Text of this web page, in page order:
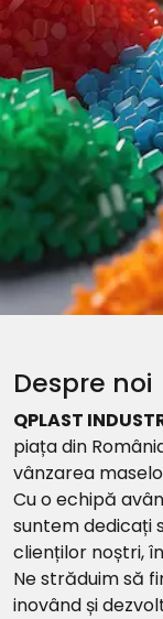
Despre noi
QPLAST
piața din
vânzarea
Cu o echipă
suntem dedicați
clienților noștri,
Ne străduim să
inovând și